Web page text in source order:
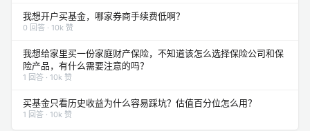
我想开户买基金，哪家券商手续费低啊？
0 回答 · 10k 赞
我想给家里买一份家庭财产保险，不知道该怎么选择保险公司和保
险产品，有什么需要注意的吗？
1 回答 · 10k 赞
买基金只看历史收益为什么容易踩坑？估值百分位怎么用？
1 回答 · 10k 赞